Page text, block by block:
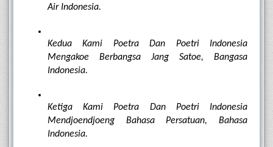
Air Indonesia.
Kedua Kami Poetra Dan Poetri Indonesia
Mengakoe Berbangsa Jang Satoe, Bangasa
Indonesia.
Ketiga Kami Poetra Dan Poetri Indonesia
Mendjoendjoeng Bahasa Persatuan, Bahasa
Indonesia.